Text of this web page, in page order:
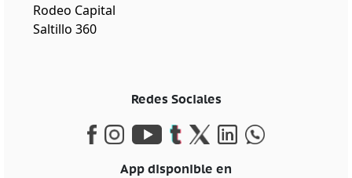
Rodeo Capital
Saltillo 360
Redes Sociales
App disponible en